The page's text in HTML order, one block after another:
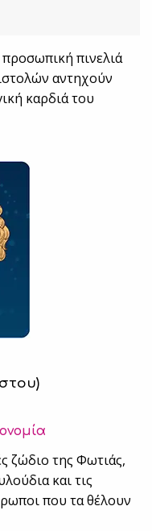
πινελιά
αντηχούν
καρδιά του
ζώδιο της Φωτιάς,
και τις
που τα θέλουν